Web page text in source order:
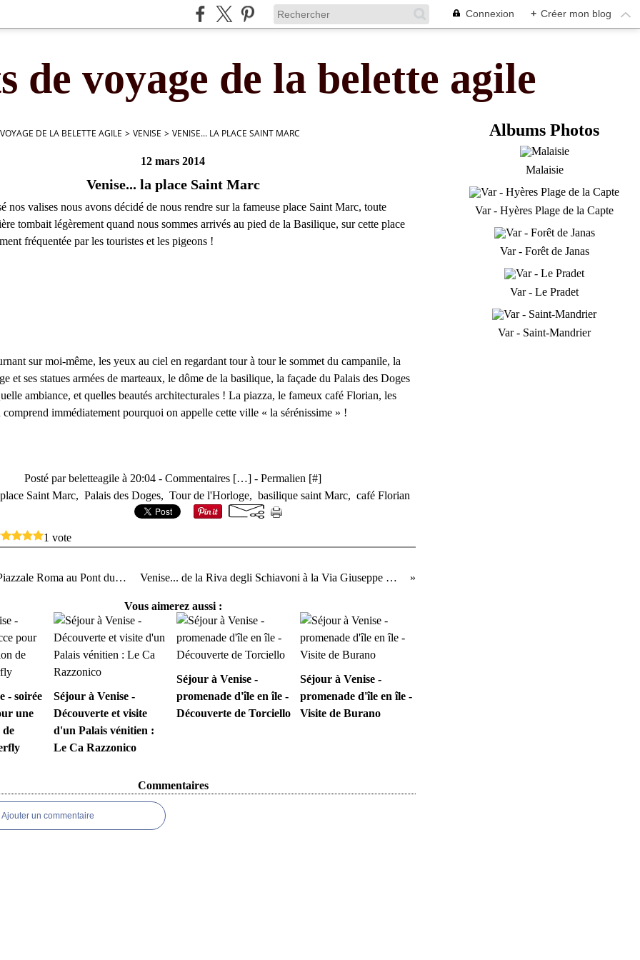
Connexion + Créer mon blog
de voyage de la belette agile
DE LA BELETTE AGILE > VENISE > VENISE... LA PLACE SAINT MARC
12 mars 2014
Venise... la place Saint Marc
nos valises nous avons décidé de nous rendre sur la fameuse place Saint Marc, toute
tombait légèrement quand nous sommes arrivés au pied de la Basilique, sur cette place
fréquentée par les touristes et les pigeons !
sur moi-même, les yeux au ciel en regardant tour à tour le sommet du campanile, la
et ses statues armées de marteaux, le dôme de la basilique, la façade du Palais des Doges
ambiance, et quelles beautés architecturales ! La piazza, le fameux café Florian, les
immédiatement pourquoi on appelle cette ville « la sérénissime » !
Posté par beletteagile à 20:04 - Commentaires […] - Permalien [#]
place Saint Marc, Palais des Doges, Tour de l'Horloge, basilique saint Marc, café Florian
1 vote
Venise... de Piazzale Roma au Pont du Rialto Venise... de la Riva degli Schiavoni à la Via Giuseppe Garibaldi
Vous aimerez aussi :
- soirée
une
de
Séjour à Venise -
Découverte et visite
d'un Palais vénitien :
Le Ca Razzonico
Séjour à Venise -
promenade d'île en île -
Découverte de Torciello
Séjour à Venise -
promenade d'île en île -
Visite de Burano
Commentaires
Ajouter un commentaire
Albums Photos
Malaisie
Var - Hyères Plage de la Capte
Var - Forêt de Janas
Var - Le Pradet
Var - Saint-Mandrier